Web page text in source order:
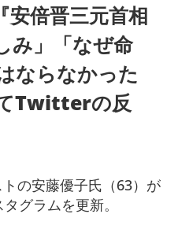
安倍晋三元首相
み」「なぜ命
ならなかった
Twitterの反
の安藤優子氏（63）が
グラムを更新。